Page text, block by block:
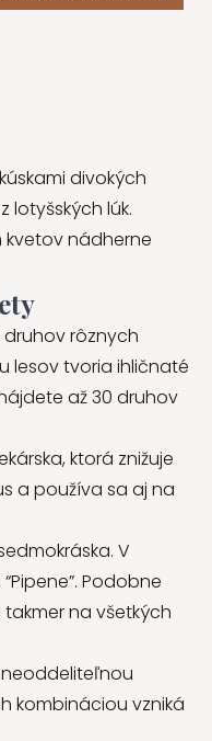
divokých
lotyšských lúk.
kvetov nádherne
druhov rôznych
lesov tvoria ihličnaté
až 30 druhov
ktorá znižuje
a používa sa aj na
V
Podobne
na všetkých
kombináciou vzniká